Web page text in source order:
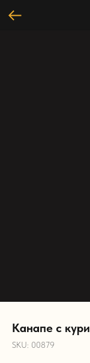
Канапе с
SKU: 00879